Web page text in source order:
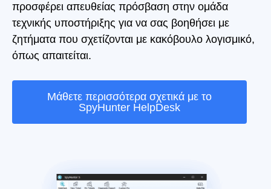
προσφέρει απευθείας πρόσβαση στην ομάδα
τεχνικής υποστήριξης για να σας βοηθήσει με
ζητήματα που σχετίζονται με κακόβουλο λογισμικό,
όπως απαιτείται.
Μάθετε περισσότερα σχετικά με το
SpyHunter HelpDesk